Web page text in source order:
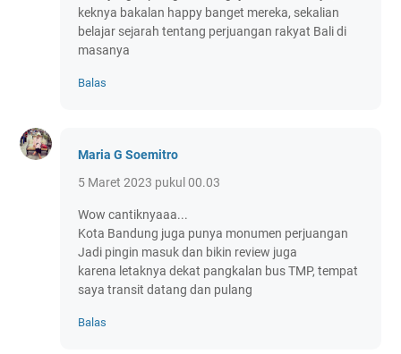
keknya bakalan happy banget mereka, sekalian
belajar sejarah tentang perjuangan rakyat Bali di
masanya
Balas
Maria G Soemitro
5 Maret 2023 pukul 00.03
Wow cantiknyaaa...
Kota Bandung juga punya monumen perjuangan
Jadi pingin masuk dan bikin review juga
karena letaknya dekat pangkalan bus TMP, tempat
saya transit datang dan pulang
Balas